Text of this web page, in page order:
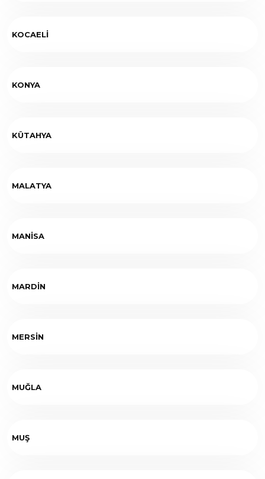
KOCAELİ
KONYA
KÜTAHYA
MALATYA
MANİSA
MARDİN
MERSİN
MUĞLA
MUŞ